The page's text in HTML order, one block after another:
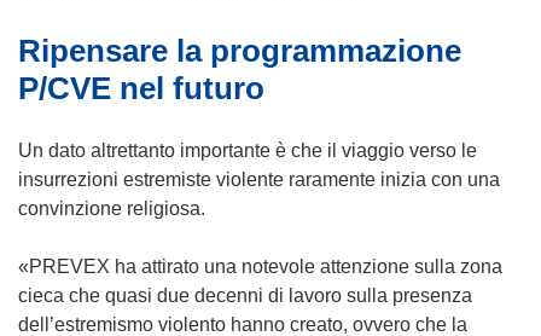
Ripensare la programmazione
P/CVE nel futuro
Un dato altrettanto importante è che il viaggio verso le
insurrezioni estremiste violente raramente inizia con una
convinzione religiosa.
«PREVEX ha attirato una notevole attenzione sulla zona
cieca che quasi due decenni di lavoro sulla presenza
dell’estremismo violento hanno creato, ovvero che la